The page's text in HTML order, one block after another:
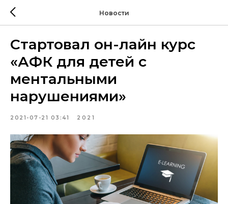
Новости
Стартовал он-лайн курс
«АФК для детей с
ментальными
нарушениями»
2021-07-21 03:41 2021